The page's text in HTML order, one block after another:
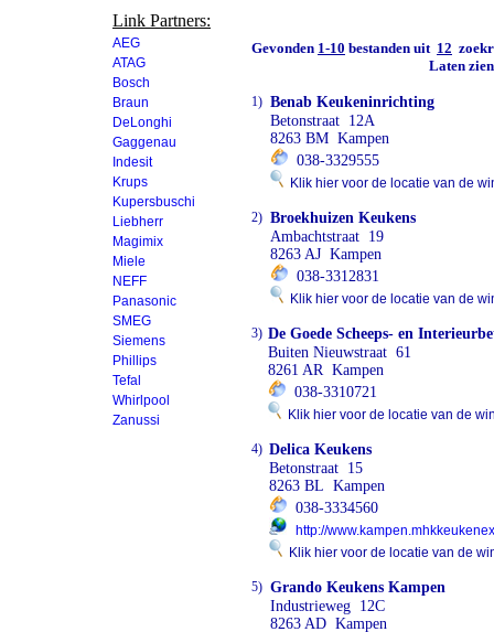
Link Partners:
AEG
ATAG
Bosch
Braun
DeLonghi
Gaggenau
Indesit
Krups
Kupersbuschi
Liebherr
Magimix
Miele
NEFF
Panasonic
SMEG
Siemens
Phillips
Tefal
Whirlpool
Zanussi
Gevonden 1-10 bestanden uit 12
Laten
1) Benab Keukeninrichting
Betonstraat 12A
8263 BM Kampen
038-3329555
Klik hier voor de locatie van de
2) Broekhuizen Keukens
Ambachtstraat 19
8263 AJ Kampen
038-3312831
Klik hier voor de locatie van de
3) De Goede Scheeps- en
Buiten Nieuwstraat 61
8261 AR Kampen
038-3310721
Klik hier voor de locatie van de
4) Delica Keukens
Betonstraat 15
8263 BL Kampen
038-3334560
http://
Klik hier voor de locatie van de
5) Grando Keukens Kampen
Industrieweg 12C
8263 AD Kampen